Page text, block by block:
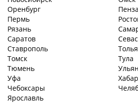
Оренбург
Пенза
Пермь
Рязань
Саратов
Ставрополь
Томск
Тула
Тюмень
Уфа
Чебоксары
Ярославль